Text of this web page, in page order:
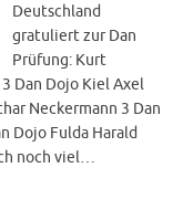
Deutschland
gratuliert zur Dan
Prüfung: Kurt
Dan Dojo Kiel Axel
Neckermann 3 Dan
Dojo Fulda Harald
noch viel…